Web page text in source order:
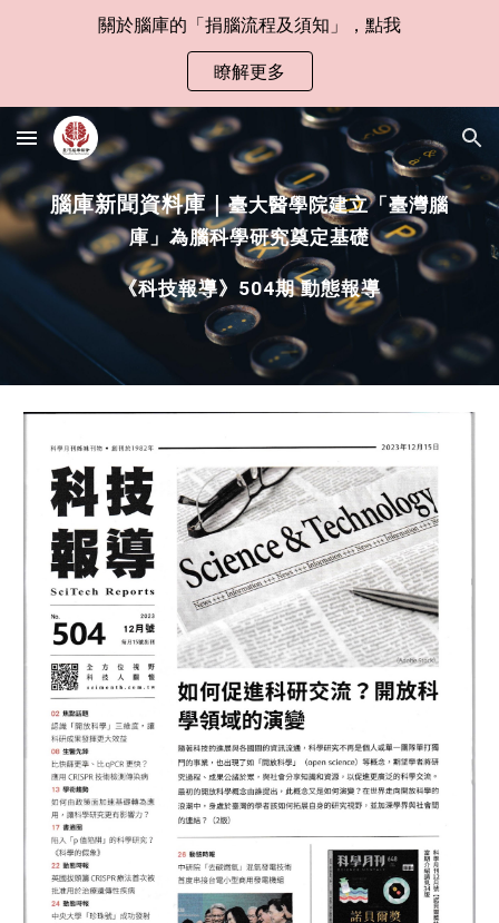
Skip to navigation
關於腦庫的「捐腦流程及須知」，點我
瞭解更多
腦庫新聞資料庫｜臺大醫學院建立「臺灣腦
庫」為腦科學研究奠定基礎
《科技報導》504期 動態報導